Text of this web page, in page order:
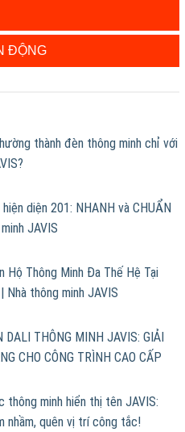
ĐỘNG
thành đèn thông minh chỉ với
diện 201: NHANH và CHUẨN
JAVIS
Hộ Thông Minh Đa Thế Hệ Tại
Nhà thông minh JAVIS
THÔNG MINH JAVIS: GIẢI
CHO CÔNG TRÌNH CAO CẤP
thông minh hiển thị tên JAVIS:
nhầm, quên vị trí công tắc!